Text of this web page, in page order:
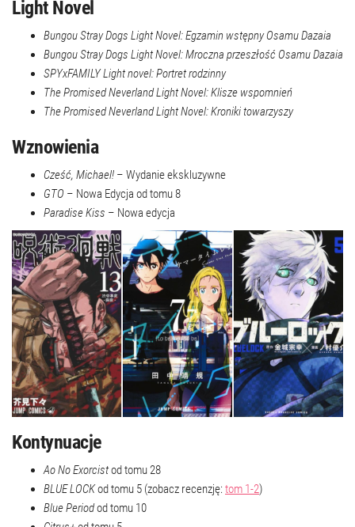
Light Novel
Bungou Stray Dogs Light Novel: Egzamin wstępny Osamu Dazaia
Bungou Stray Dogs Light Novel: Mroczna przeszłość Osamu Dazaia
SPYxFAMILY Light novel: Portret rodzinny
The Promised Neverland Light Novel: Klisze wspomnień
The Promised Neverland Light Novel: Kroniki towarzyszy
Wznowienia
Cześć, Michael! – Wydanie ekskluzywne
GTO – Nowa Edycja od tomu 8
Paradise Kiss – Nowa edycja
Kontynuacje
Ao No Exorcistod tomu 28
BLUE LOCKod tomu 5 (zobacz recenzję:tom 1-2)
Blue Periodod tomu 10